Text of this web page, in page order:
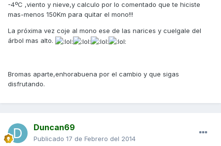
-4ºC ,viento y nieve,y calculo por lo comentado que te hiciste
mas-menos 150Km para quitar el mono!!!
La próxima vez coje al mono ese de las narices y cuelgale del
árbol mas alto.
Bromas aparte,enhorabuena por el cambio y que sigas
disfrutando.
Duncan69
Publicado 17 de Febrero del 2014